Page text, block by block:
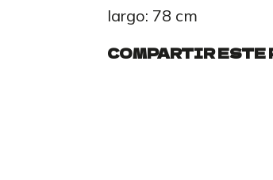
largo: 78 cm
COMPARTIR ESTE